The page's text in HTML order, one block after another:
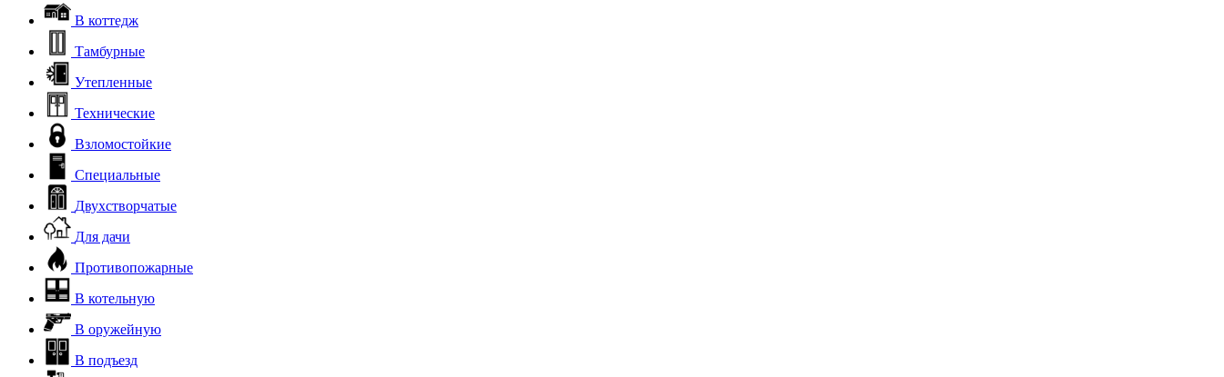
В коттедж
Тамбурные
Утепленные
Технические
Взломостойкие
Специальные
Двухстворчатые
Для дачи
Противопожарные
В котельную
В оружейную
В подъезд